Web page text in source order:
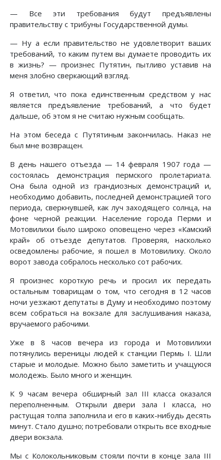
— Все эти требования будут предъявлены
правительству с трибуны Государственной думы.
— Ну а если правительство не удовлетворит ваших
требований, то каким путем вы думаете проводить их
в жизнь? — произнес Путятин, пытливо уставив на
меня злобно сверкающий взгляд.
Я ответил, что пока единственным средством у нас
является предъявление требований, а что будет
дальше, об этом я не считаю нужным сообщать.
На этом беседа с Путятиным закончилась. Наказ не
был мне возвращен.
В день нашего отъезда — 14 февраля 1907 года —
состоялась демонстрация пермского пролетариата.
Она была одной из грандиозных демонстраций и,
необходимо добавить, последней демонстрацией того
периода, сверкнувшей, как луч заходящего солнца, на
фоне черной реакции. Население города Перми и
Мотовилихи было широко оповещено через «Камский
край» об отъезде депутатов. Проверяя, насколько
осведомлены рабочие, я пошел в Мотовилиху. Около
ворот завода собралось несколько сот рабочих.
Я произнес короткую речь и просил их передать
остальным товарищам о том, что сегодня в 12 часов
ночи уезжают депутаты в Думу и необходимо поэтому
всем собраться на вокзале для заслушивания наказа,
вручаемого рабочими.
Уже в 8 часов вечера из города и Мотовилихи
потянулись вереницы людей к станции Пермь I. Шли
старые и молодые. Можно было заметить и учащуюся
молодежь. Было много и женщин.
К 9 часам вечера обширный зал III класса оказался
переполненным. Открыли двери зала I класса, но
растущая толпа заполнила и его в каких-нибудь десять
минут. Стало душно; потребовали открыть все входные
двери вокзала.
Мы с Колокольниковым стояли почти в конце зала III